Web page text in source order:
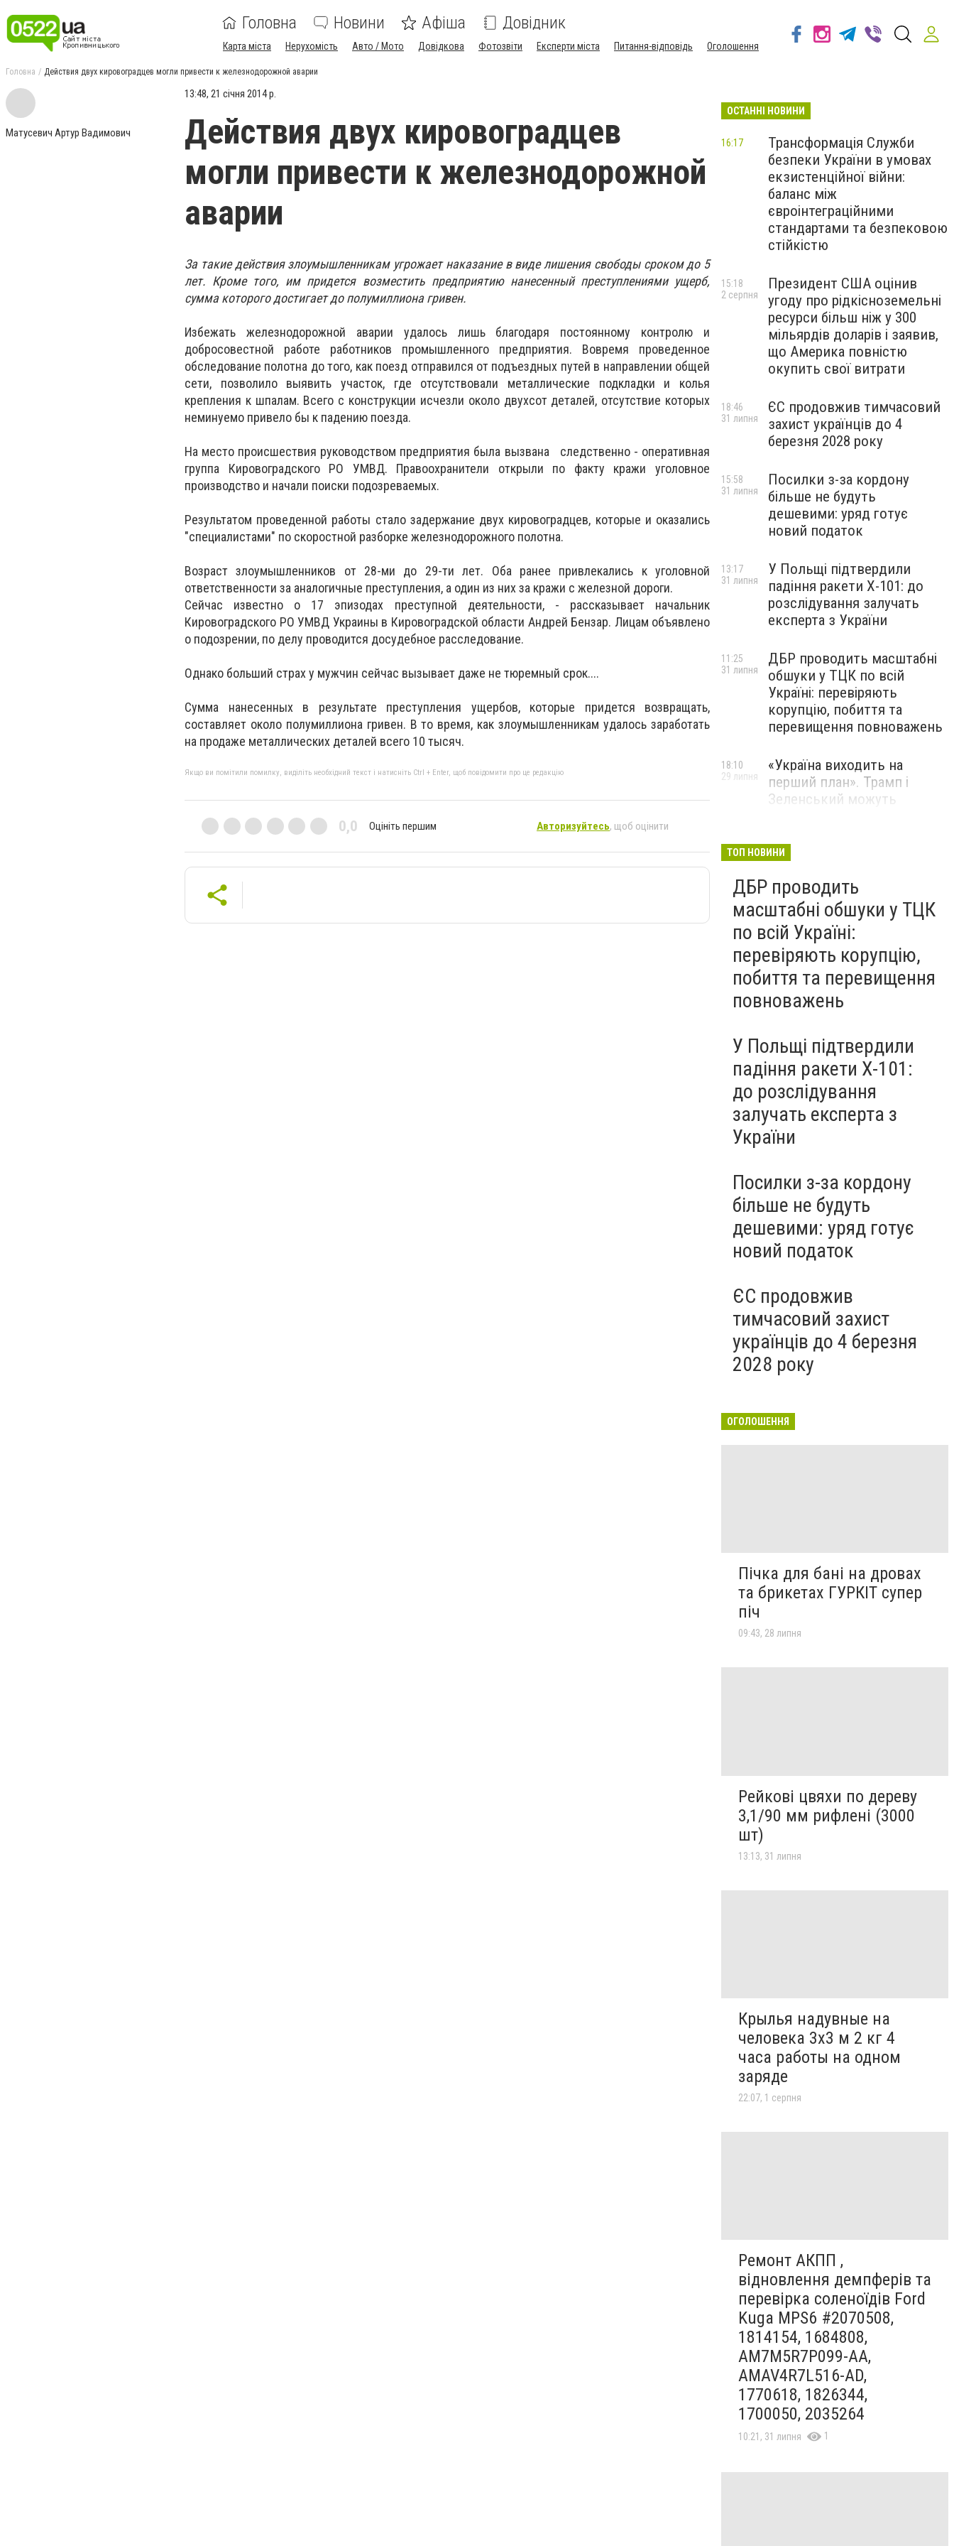
Головна Новини Афіша Довідник
Карта міста Нерухомість Авто / Мото Довідкова Фотозвіти Експерти міста Питання-відповідь Оголошення
Головна Действия двух кировоградцев могли привести к железнодорожной аварии
Матусевич Артур Вадимович
13:48, 21 січня 2014 р.
Действия двух кировоградцев
могли привести к железнодорожной
аварии
За такие действия злоумышленникам угрожает наказание в виде лишения свободы сроком до 5
лет. Кроме того, им придется возместить предприятию нанесенный преступлениями ущерб,
сумма которого достигает до полумиллиона гривен.
Избежать железнодорожной аварии удалось лишь благодаря постоянному контролю и
добросовестной работе работников промышленного предприятия. Вовремя проведенное
обследование полотна до того, как поезд отправился от подъездных путей в направлении общей
сети, позволило выявить участок, где отсутствовали металлические подкладки и колья
крепления к шпалам. Всего с конструкции исчезли около двухсот деталей, отсутствие которых
неминуемо привело бы к падению поезда.
На место происшествия руководством предприятия была вызвана следственно - оперативная
группа Кировоградского РО УМВД. Правоохранители открыли по факту кражи уголовное
производство и начали поиски подозреваемых.
Результатом проведенной работы стало задержание двух кировоградцев, которые и оказались
"специалистами" по скоростной разборке железнодорожного полотна.
Возраст злоумышленников от 28-ми до 29-ти лет. Оба ранее привлекались к уголовной
ответственности за аналогичные преступления, а один из них за кражи с железной дороги.
Сейчас известно о 17 эпизодах преступной деятельности, - рассказывает начальник
Кировоградского РО УМВД Украины в Кировоградской области Андрей Бензар. Лицам объявлено
о подозрении, по делу проводится досудебное расследование.
Однако больший страх у мужчин сейчас вызывает даже не тюремный срок....
Сумма нанесенных в результате преступления ущербов, которые придется возвращать,
составляет около полумиллиона гривен. В то время, как злоумышленникам удалось заработать
на продаже металлических деталей всего 10 тысяч.
Якщо ви помітили помилку, виділіть необхідний текст і натисніть Ctrl + Enter, щоб повідомити про це редакцію
0,0 Оцініть першим Авторизуйтесь, щоб оцінити
ОСТАННІ НОВИНИ
Трансформація Служби
безпеки України в умовах
екзистенційної війни:
баланс між
євроінтеграційними
стандартами та безпековою
стійкістю
16:17
Президент США оцінив
угоду про рідкісноземельні
ресурси більш ніж у 300
мільярдів доларів і заявив,
що Америка повністю
окупить свої витрати
15:18
2 серпня
ЄС продовжив тимчасовий
захист українців до 4
березня 2028 року
18:46
31 липня
Посилки з-за кордону
більше не будуть
дешевими: уряд готує
новий податок
15:58
31 липня
У Польщі підтвердили
падіння ракети Х-101: до
розслідування залучать
експерта з України
13:17
31 липня
ДБР проводить масштабні
обшуки у ТЦК по всій
Україні: перевіряють
корупцію, побиття та
перевищення повноважень
11:25
31 липня
«Україна виходить на
перший план». Трамп і
Зеленський можуть
18:10
29 липня
навчання зі зміцнення
доброчесності й
ефективного урядування
29 липня
ТОП НОВИНИ
ДБР проводить
масштабні обшуки у ТЦК
по всій Україні:
перевіряють корупцію,
побиття та перевищення
повноважень
У Польщі підтвердили
падіння ракети Х-101:
до розслідування
залучать експерта з
України
Посилки з-за кордону
більше не будуть
дешевими: уряд готує
новий податок
ЄС продовжив
тимчасовий захист
українців до 4 березня
2028 року
ОГОЛОШЕННЯ
Пічка для бані на дровах
та брикетах ГУРКІТ супер
піч
09:43, 28 липня
Рейкові цвяхи по дереву
3,1/90 мм рифлені (3000
шт)
13:13, 31 липня
Крылья надувные на
человека 3х3 м 2 кг 4
часа работы на одном
заряде
22:07, 1 серпня
Ремонт АКПП ,
відновлення демпферів та
перевірка соленоїдів Ford
Kuga MPS6 #2070508,
1814154, 1684808,
AM7M5R7P099-AA,
AMAV4R7L516-AD,
1770618, 1826344,
1700050, 2035264
10:21, 31 липня 1